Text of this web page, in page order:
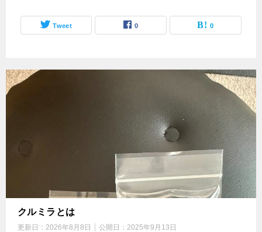
Tweet 0 0
クルミラとは
更新日： 2026年8月8日 公開日： 2025年9月13日